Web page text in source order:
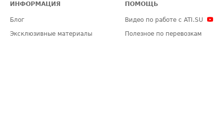
ИНФОРМАЦИЯ
Блог
Эксклюзивные материалы
ПОМОЩЬ
Видео по работе с ATI.SU
Полезное по перевозкам